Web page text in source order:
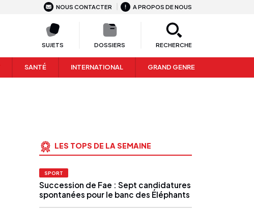
NOUS CONTACTER A PROPOS DE NOUS
SUJETS DOSSIERS RECHERCHE
SANTÉ INTERNATIONAL GRAND GENRE
LES TOPS DE LA SEMAINE
SPORT
Succession de Fae : Sept candidatures
spontanées pour le banc des Éléphants